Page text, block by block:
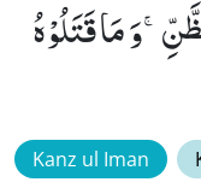
وَ مَا قَتَلُوْهُ
Kanz ul Iman